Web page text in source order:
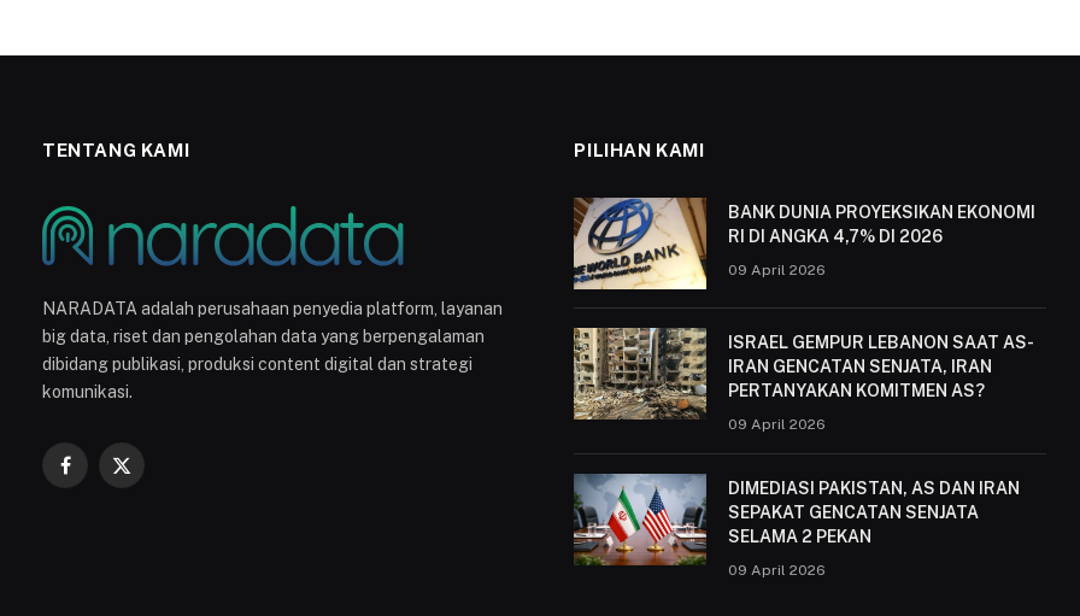
TENTANG KAMI
NARADATA adalah perusahaan penyedia platform, layanan
big data, riset dan pengolahan data yang berpengalaman
dibidang publikasi, produksi content digital dan strategi
komunikasi.
Facebook
X
PILIHAN KAMI
BANK DUNIA PROYEKSIKAN EKONOMI
RI DI ANGKA 4,7% DI 2026
09 April 2026
ISRAEL GEMPUR LEBANON SAAT AS-
IRAN GENCATAN SENJATA, IRAN
PERTANYAKAN KOMITMEN AS?
09 April 2026
DIMEDIASI PAKISTAN, AS DAN IRAN
SEPAKAT GENCATAN SENJATA
SELAMA 2 PEKAN
09 April 2026